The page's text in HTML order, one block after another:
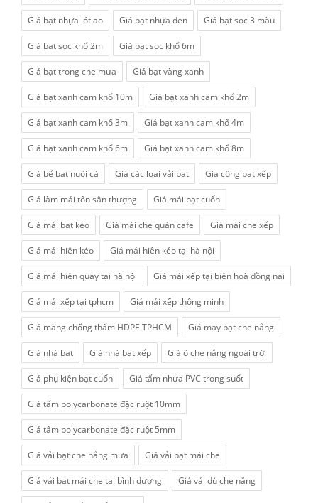
Giá bạt nhựa lót ao Giá bạt nhựa đen Giá bạt sọc 3 màu
Giá bạt sọc khổ 2m Giá bạt sọc khổ 6m
Giá bạt trong che mưa Giá bạt vàng xanh
Giá bạt xanh cam khổ 10m Giá bạt xanh cam khổ 2m
Giá bạt xanh cam khổ 3m Giá bạt xanh cam khổ 4m
Giá bạt xanh cam khổ 6m Giá bạt xanh cam khổ 8m
Giá bể bạt nuôi cá Giá các loại vải bạt Gia công bạt xếp
Giá làm mái tôn sân thượng Giá mái bạt cuốn
Giá mái bạt kéo Giá mái che quán cafe Giá mái che xếp
Giá mái hiên kéo Giá mái hiên kéo tại hà nội
Giá mái hiên quay tại hà nội Giá mái xếp tại biên hoà đồng nai
Giá mái xếp tại tphcm Giá mái xếp thông minh
Giá màng chống thấm HDPE TPHCM Giá may bạt che nắng
Giá nhà bạt Giá nhà bạt xếp Giá ô che nắng ngoài trời
Giá phụ kiện bạt cuốn Giá tấm nhựa PVC trong suốt
Giá tấm polycarbonate đặc ruột 10mm
Giá tấm polycarbonate đặc ruột 5mm
Giá vải bạt che nắng mưa Giá vải bạt mái che
Giá vải bạt mái che tại bình dương Giá vải dù che nắng